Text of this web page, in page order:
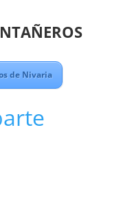
de Nivaria